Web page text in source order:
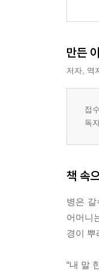
만든
저자, 역
접
독
책 속
병은
어머니
경이 뿌
“내 말